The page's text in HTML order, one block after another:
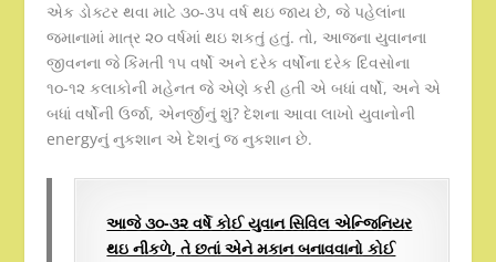
એક ડોક્ટર થવા માટે ૩૦-૩૫ વર્ષ થઇ જાય છે, જે પહેલાંના
જમાનામાં માત્ર ૨૦ વર્ષમાં થઇ શકતું હતું. તો, આજના યુવાનના
જીવનના જે કિંમતી ૧૫ વર્ષો અને દરેક વર્ષોના દરેક દિવસોના
૧૦-૧૨ કલાકોની મહેનત જે એણે કરી હતી એ બધાં વર્ષો, અને એ
બધાં વર્ષોની ઉર્જા, એનર્જીનું શું? દેશના આવા લાખો યુવાનોની
energyનું નુકશાન એ દેશનું જ નુકશાન છે.
આજે ૩૦-૩૨ વર્ષે કોઈ યુવાન સિવિલ એન્જિનિયર
થઇ નીકળે, તે છતાં એને મકાન બનાવવાનો કોઈ